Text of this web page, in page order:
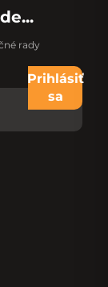
rady
pole:
Prihlásiť
sa